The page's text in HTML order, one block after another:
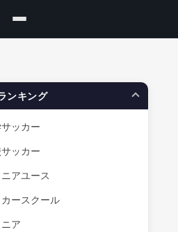
ンキング
ッカー
ッカー
アユース
ースクール
ア